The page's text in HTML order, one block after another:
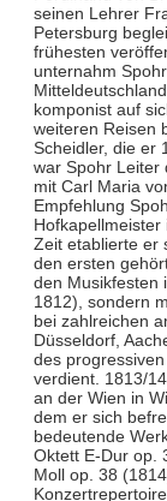
seinen Lehrer
Petersburg
frühesten
unternahm
komponist auf
weiteren Reisen
Scheidler, die er
war Spohr Leiter
mit Carl Maria
Empfehlung
Zeit etablierte er
den ersten
den Musikfesten
1812), sondern
bei zahlreichen
Düsseldorf,
des
verdient. 1813/
an der Wien in
dem er sich
bedeutende
Oktett E-Dur op.
Moll op. 38